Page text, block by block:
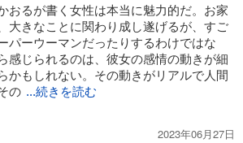
おるが書く女性は本当に魅力的だ。お家
大きなことに関わり成し遂げるが、すご
パーウーマンだったりするわけではな
感じられるのは、彼女の感情の動きが細
かもしれない。その動きがリアルで人間
の ...続きを読む
2023年06月27日